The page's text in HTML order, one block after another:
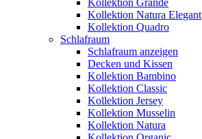
Kollektion Grande
Kollektion Natura Elegant
Kollektion Quadro
Schlafraum
Schlafraum anzeigen
Decken und Kissen
Kollektion Bambino
Kollektion Classic
Kollektion Jersey
Kollektion Musselin
Kollektion Natura